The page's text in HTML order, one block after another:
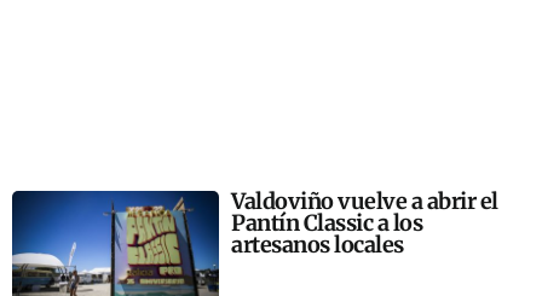
Valdoviño vuelve a abrir el
Pantín Classic a los
artesanos locales